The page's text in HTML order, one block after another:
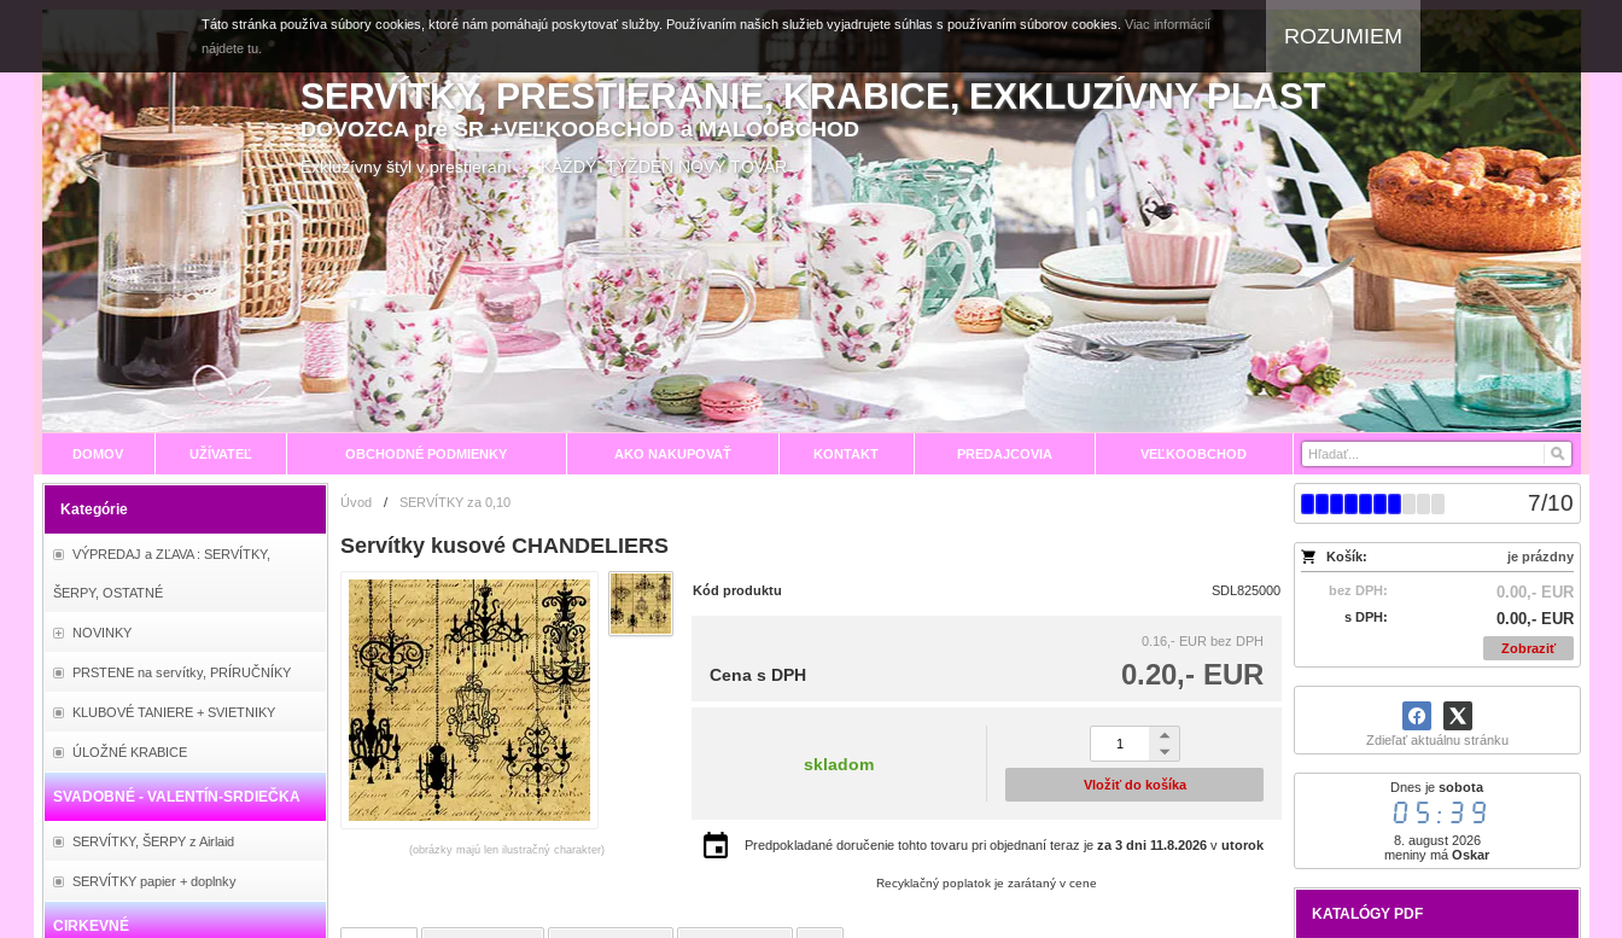
SERVÍTKY, PRESTIERANIE, KRABICE, EXKLUZÍVNY PLAST
DOVOZCA pre SR +VEĽKOOBCHOD a MALOOBCHOD
Exkluzívny štýl v prestieraní KAŽDÝ TÝŽDEŇ NOVÝ TOVAR
DOMOV UŽÍVATEĽ OBCHODNÉ PODMIENKY AKO NAKUPOVAŤ KONTAKT PREDAJCOVIA VEĽKOOBCHOD
Kategórie
VÝPREDAJ a ZĽAVA : SERVÍTKY,
ŠERPY, OSTATNÉ
NOVINKY
PRSTENE na servítky, PRÍRUČNÍKY
KLUBOVÉ TANIERE + SVIETNIKY
ÚLOŽNÉ KRABICE
SVADOBNÉ - VALENTÍN-SRDIEČKA
SERVÍTKY, ŠERPY z Airlaid
SERVÍTKY papier + doplnky
CIRKEVNÉ
7/10
Košík: je prázdny
bez DPH: 0.00,- EUR
s DPH: 0.00,- EUR
Zobraziť
Zdieľať aktuálnu stránku
Dnes jesobota
05:39
8. august 2026
meniny máOskar
KATALÓGY PDF
Úvod / SERVÍTKY za 0,10
Servítky kusové CHANDELIERS
(obrázky majú len ilustračný charakter)
Kód produktu SDL825000
0.16,- EUR bez DPH
0.20,- EUR
Cena s DPH
skladom
Vložiť do košíka
Predpokladané doručenie tohto tovaru pri objednaní teraz je za 3 dni 11.8.2026v utorok
Recyklačný poplatok je zarátaný v cene
Táto stránka používa súbory cookies, ktoré nám pomáhajú poskytovať služby. Používaním našich služieb vyjadrujete súhlas s používaním súborov cookies. Viac informácií
nájdete tu.
ROZUMIEM